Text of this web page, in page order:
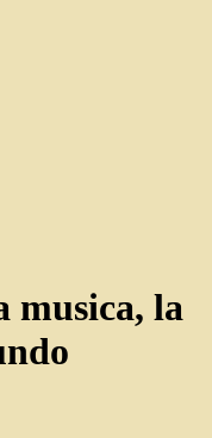
musica, la